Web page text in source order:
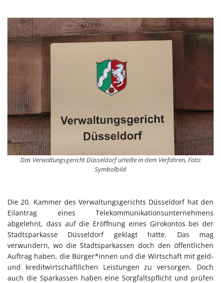
Das Verwaltungsgericht Düsseldorf urteilte in dem Verfahren, Foto:
Symbolbild
Die 20. Kammer des Verwaltungsgerichts Düsseldorf hat den
Eilantrag eines Telekommunikationsunternehmens
abgelehnt, dass auf die Eröffnung eines Girokontos bei der
Stadtsparkasse Düsseldorf geklagt hatte. Das mag
verwundern, wo die Stadtsparkassen doch den öffentlichen
Auftrag haben, die Bürger*innen und die Wirtschaft mit geld-
und kreditwirtschaftlichen Leistungen zu versorgen. Doch
auch die Sparkassen haben eine Sorgfaltspflicht und prüfen